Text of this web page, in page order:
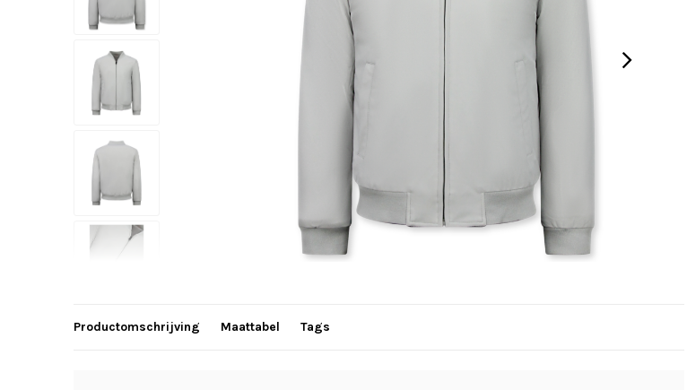
Productomschrijving Maattabel Tags